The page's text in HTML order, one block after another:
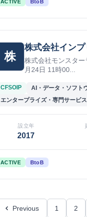
ACTIVE BtoB
株
株式会社インプ
株式会社モンスタ
月24日 11時00...
CFSOIP
AI・データ・ソフト
エンタープライズ・専門サービス
設立年
2017
ACTIVE BtoB
Previous 1 2